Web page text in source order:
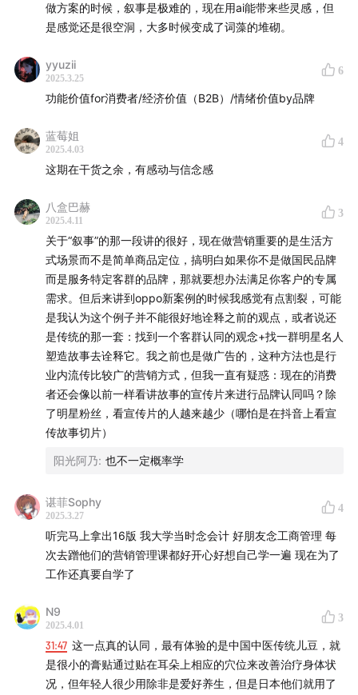
做方案的时候，叙事是极难的，现在用ai能带来些灵感，但
是感觉还是很空洞，大多时候变成了词藻的堆砌。
yyuzii
2025.3.25
6
功能价值for消费者/经济价值（B2B）/情绪价值by品牌
蓝莓姐
2025.4.03
4
这期在干货之余，有感动与信念感
八盒巴赫
2025.4.11
3
关于“叙事”的那一段讲的很好，现在做营销重要的是生活方
式场景而不是简单商品定位，搞明白如果你不是做国民品牌
而是服务特定客群的品牌，那就要想办法满足你客户的专属
需求。但后来讲到oppo新案例的时候我感觉有点割裂，可能
是我认为这个例子并不能很好地诠释之前的观点，或者说还
是传统的那一套：找到一个客群认同的观念+找一群明星名人
塑造故事去诠释它。我之前也是做广告的，这种方法也是行
业内流传比较广的营销方式，但我一直有疑惑：现在的消费
者还会像以前一样看讲故事的宣传片来进行品牌认同吗？除
了明星粉丝，看宣传片的人越来越少（哪怕是在抖音上看宣
传故事切片）
阳光阿乃: 也不一定概率学
谌菲Sophy
2025.3.27
4
听完马上拿出16版 我大学当时念会计 好朋友念工商管理 每
次去蹭他们的营销管理课都好开心好想自己学一遍 现在为了
工作还真要自学了
N9
2025.4.01
3
31:47 这一点真的认同，最有体验的是中国中医传统儿豆，就
是很小的膏贴通过贴在耳朵上相应的穴位来改善治疗身体状
况，但年轻人很少用除非是爱好养生，但是日本他们就用了